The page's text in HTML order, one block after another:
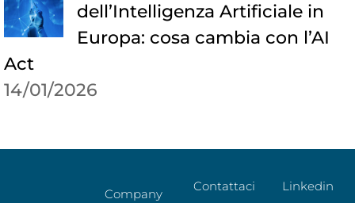
dell’Intelligenza Artificiale in
Europa: cosa cambia con l’AI
Act
14/01/2026
Company
Contattaci Linkedin